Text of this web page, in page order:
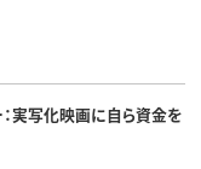
実写化映画に自ら資金を